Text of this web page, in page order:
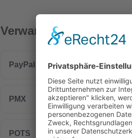
Verwandte Begriffe
PayPal
PMX
POTS